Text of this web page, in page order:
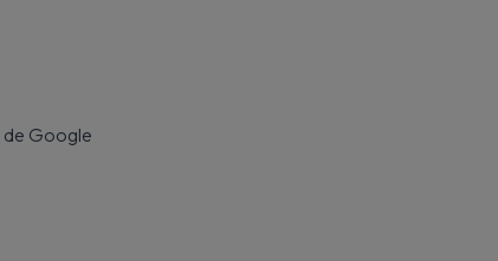
de Google